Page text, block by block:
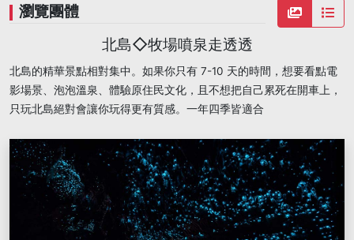
瀏覽團體
北島◇牧場噴泉走透透
北島的精華景點相對集中。如果你只有 7-10 天的時間，想要看點電
影場景、泡泡溫泉、體驗原住民文化，且不想把自己累死在開車上，
只玩北島絕對會讓你玩得更有質感。一年四季皆適合